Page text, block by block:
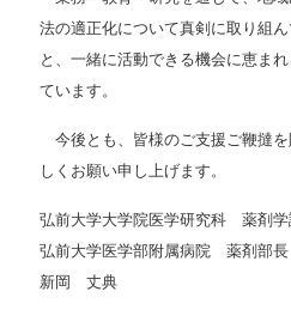
法の適正化について真剣に取り組
と、一緒に活動できる機会に恵ま
ています。
今後とも、皆様のご支援ご鞭撻
しくお願い申し上げます。
弘前大学大学院医学研究科 薬剤学
弘前大学医学部附属病院 薬剤部長
新岡 丈典